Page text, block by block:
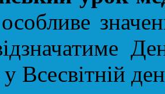
Всесвітній